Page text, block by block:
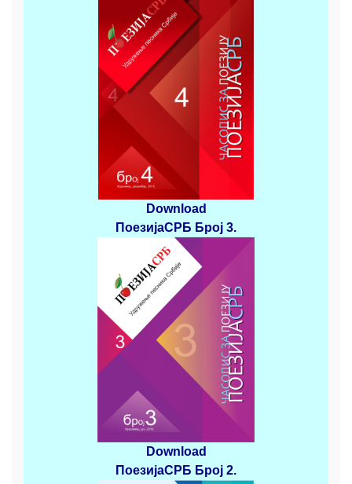
Download
ПоезијаСРБ Број 3.
Download
ПоезијаСРБ Број 2.